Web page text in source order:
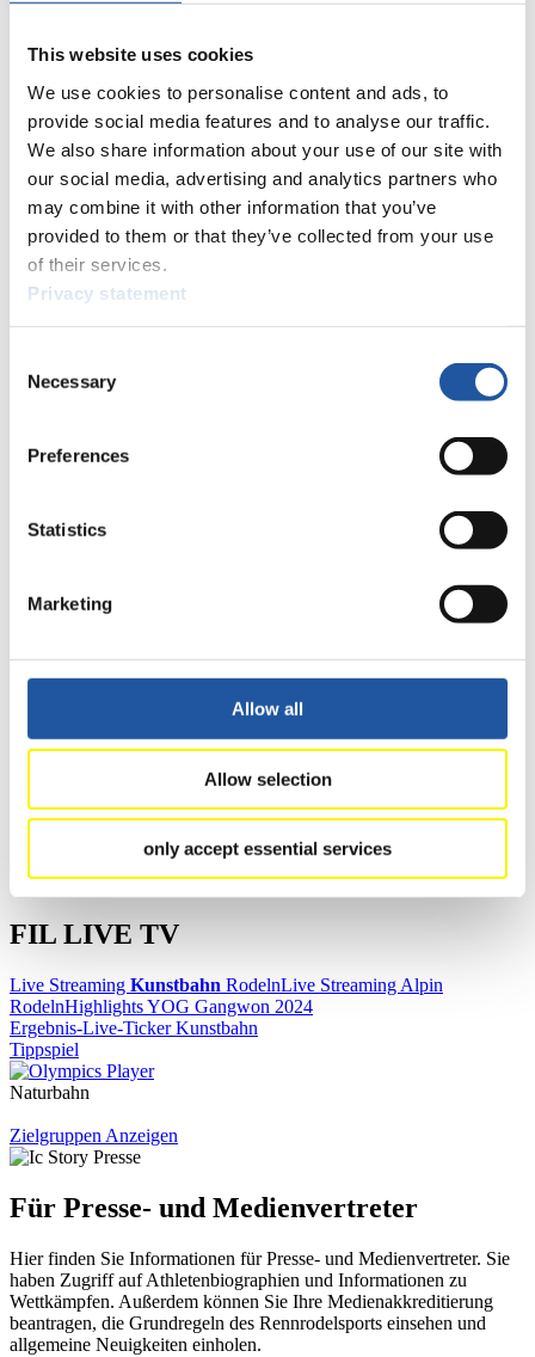
This website uses cookies
We use cookies to personalise content and ads, to
provide social media features and to analyse our traffic.
We also share information about your use of our site with
our social media, advertising and analytics partners who
may combine it with other information that you’ve
provided to them or that they’ve collected from your use
of their services.
Privacy statement
Selection
Necessary
Preferences
Statistics
Marketing
Allow all
Allow selection
only accept essential services
Maciej Kurowski: „Wenn ich sehe, dass wir viel erreicht haben, ist
das schön. Als Sportler war ich aber selbst nie zufrieden mit meiner
Leistung und habe immer hart an mir weitergearbeitet. Auch jetzt
sehe ich unsere Möglichkeiten im FIL-Team und das motiviert mich
und treibt mich an weiter und noch härter zu arbeiten“.
Danke für das Gespräch und viel Erfolg für ihre Athletinnen und
Athleten bei den Olympischen Spielen Peking 2022!
Olympiastarter:innen aus dem internationalen FIL-Team:
Damen:Anička Čežíková (CZE), Sin Rong Lin (TPE), Doina
Herren:Rupert Staudinger (GBR), Pavel Angelov (BUL), Mirza
News
AlleAllgemeinKunstbahn RodelnAlpin Rodeln
Ergebnisse
GesamtständeStatistiken
FIL LIVE TV
Live Streaming Kunstbahn RodelnLive Streaming Alpin
RodelnHighlights YOG Gangwon 2024
Ergebnis-Live-Ticker Kunstbahn
Tippspiel
Naturbahn
Zielgruppen Anzeigen
Für Presse- und Medienvertreter
Hier finden Sie Informationen für Presse- und Medienvertreter. Sie
haben Zugriff auf Athletenbiographien und Informationen zu
Wettkämpfen. Außerdem können Sie Ihre Medienakkreditierung
beantragen, die Grundregeln des Rennrodelsports einsehen und
allgemeine Neuigkeiten einholen.